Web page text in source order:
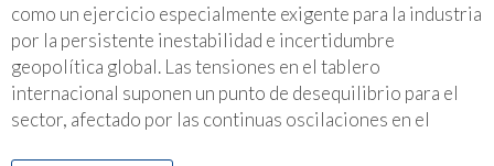
como un ejercicio especialmente exigente para la industria
por la persistente inestabilidad e incertidumbre
geopolítica global. Las tensiones en el tablero
internacional suponen un punto de desequilibrio para el
sector, afectado por las continuas oscilaciones en el